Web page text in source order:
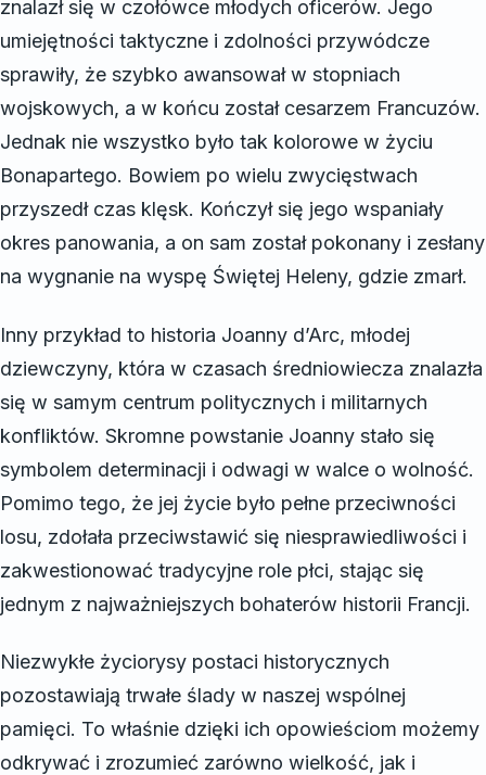
znalazł się w czołówce młodych oficerów. Jego
umiejętności taktyczne i zdolności przywódcze
sprawiły, że szybko awansował w stopniach
wojskowych, a w końcu został cesarzem Francuzów.
Jednak nie wszystko było tak kolorowe w życiu
Bonapartego. Bowiem po wielu zwycięstwach
przyszedł czas klęsk. Kończył się jego wspaniały
okres panowania, a on sam został pokonany i zesłany
na wygnanie na wyspę Świętej Heleny, gdzie zmarł.
Inny przykład to historia Joanny d’Arc, młodej
dziewczyny, która w czasach średniowiecza znalazła
się w samym centrum politycznych i militarnych
konfliktów. Skromne powstanie Joanny stało się
symbolem determinacji i odwagi w walce o wolność.
Pomimo tego, że jej życie było pełne przeciwności
losu, zdołała przeciwstawić się niesprawiedliwości i
zakwestionować tradycyjne role płci, stając się
jednym z najważniejszych bohaterów historii Francji.
Niezwykłe życiorysy postaci historycznych
pozostawiają trwałe ślady w naszej wspólnej
pamięci. To właśnie dzięki ich opowieściom możemy
odkrywać i zrozumieć zarówno wielkość, jak i